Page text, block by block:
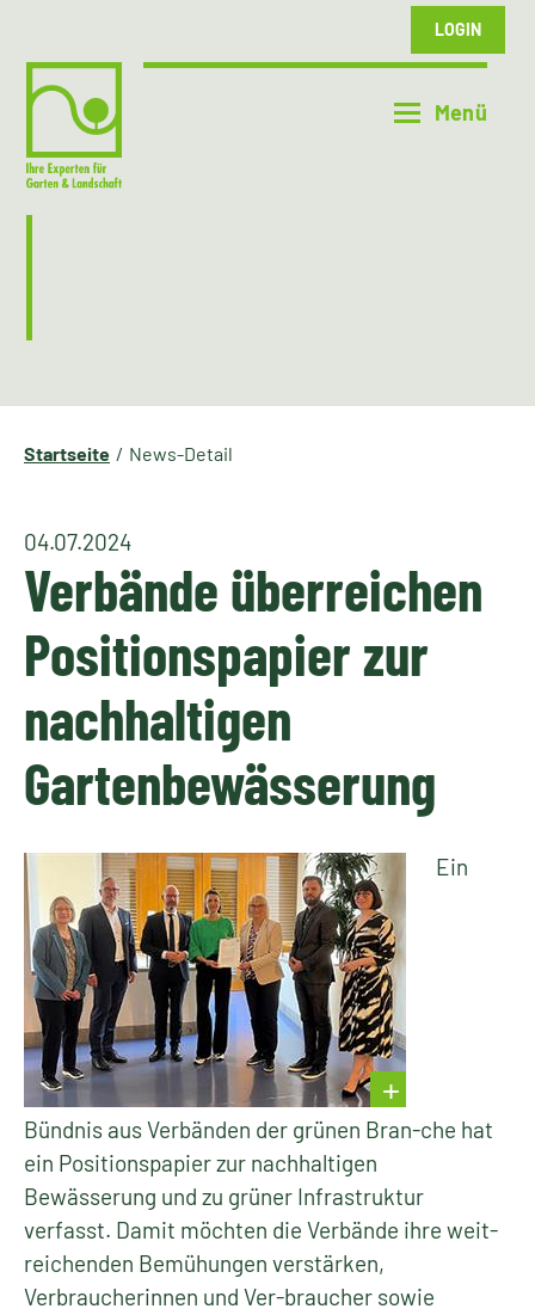
LOGIN
Startseite News-Detail
04.07.2024
Verbände überreichen
Positionspapier zur
nachhaltigen
Gartenbewässerung
Ein
Bündnis aus Verbänden der grünen Bran-che hat
ein Positionspapier zur nachhaltigen
Bewässerung und zu grüner Infrastruktur
verfasst. Damit möchten die Verbände ihre weit-
reichenden Bemühungen verstärken,
Verbraucherinnen und Ver-braucher sowie